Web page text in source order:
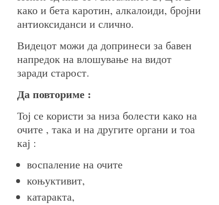
како и бета каротин, алкалоиди, бројни
антиоксиданси и слично.
Видецот можи да допринеси за бавен
напредок на влошување на видот
заради старост.
Да повториме :
Тој се користи за низа болести како на
очите , така и на другите органи и тоа
кај :
воспаление на очите
коњуктивит,
катаракта,